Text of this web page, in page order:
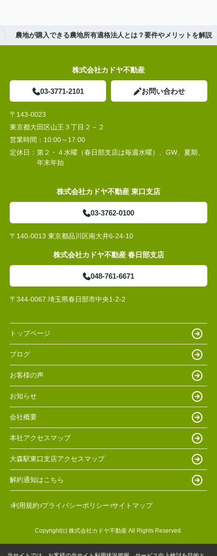
農地が購入できる農地所有適格法人とは？要件やメリットを解説
株式会社カドヤ不動産
03-3771-2101 お問い合わせ
〒143-0023
東京都大田区山王３丁目２－２
営業時間： 10:00～17:00
定休日： 第２・４水曜（春日部支店は毎週水曜）、GW、夏期、
年末年始
株式会社カドヤ不動産 東口支店
03-3762-0100
〒140-0013 東京都品川区南大井6-24-10
株式会社カドヤ不動産 春日部支店
048-761-6671
〒344-0067 埼玉県春日部市中央1-2-2
トップページ
ブログ
お客様の声
お知らせ
会社概要
本社アクセスマップ
大森駅東口支店アクセスマップ
解約通知はこちら
利用規約 プライバシーポリシー サイトマップ
Copyright(c) 株式会社カドヤ不動産 All Rights Reserved.